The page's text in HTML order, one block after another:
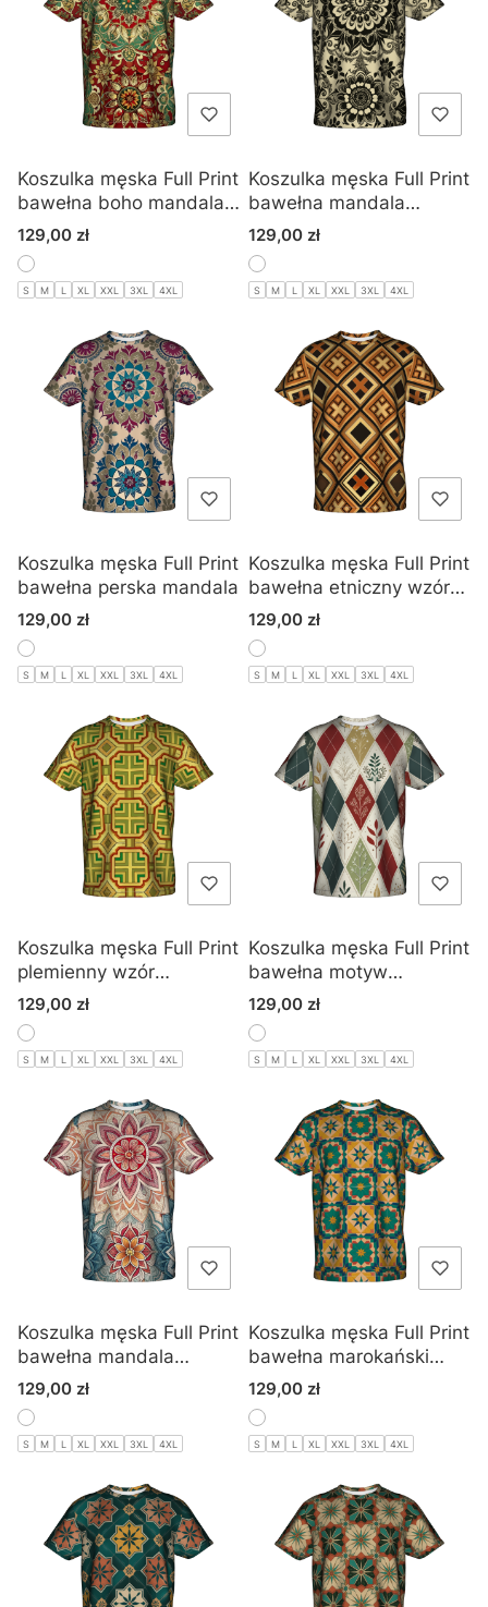
Koszulka męska Full Print
bawełna boho mandala
kwiatowa
Cena
129,00 zł
S M L XL XXL 3XL 4XL
Koszulka męska Full Print
bawełna mandala
ornamenty kwiatowe
boho
Cena
129,00 zł
S M L XL XXL 3XL 4XL
Koszulka męska Full Print
bawełna perska mandala
Cena
129,00 zł
S M L XL XXL 3XL 4XL
Koszulka męska Full Print
bawełna etniczny wzór
geometryczny
Cena
129,00 zł
S M L XL XXL 3XL 4XL
Koszulka męska Full Print
plemienny wzór
geometryczny styl
afrykański
Cena
129,00 zł
S M L XL XXL 3XL 4XL
Koszulka męska Full Print
bawełna motyw
botaniczny romby
Cena
129,00 zł
S M L XL XXL 3XL 4XL
Koszulka męska Full Print
bawełna mandala
kwiatowo styl orientalny
boho
Cena
129,00 zł
S M L XL XXL 3XL 4XL
Koszulka męska Full Print
bawełna marokański
wzór vintage
Cena
129,00 zł
S M L XL XXL 3XL 4XL